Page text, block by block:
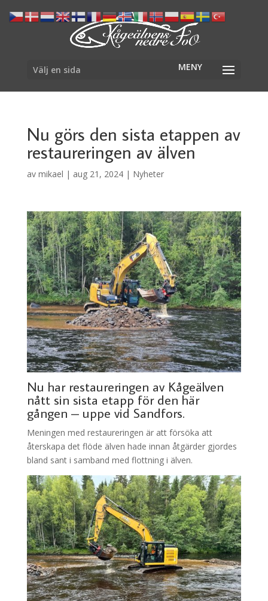
Välj en sida
Nu görs den sista etappen av
restaureringen av älven
av mikael | aug 21, 2024| Nyheter
Nu har restaureringen av Kågeälven
nått sin sista etapp för den här
gången – uppe vid Sandfors.
Meningen med restaureringen är att försöka att
återskapa det flöde älven hade innan åtgärder gjordes
bland sant i samband med flottning i älven.